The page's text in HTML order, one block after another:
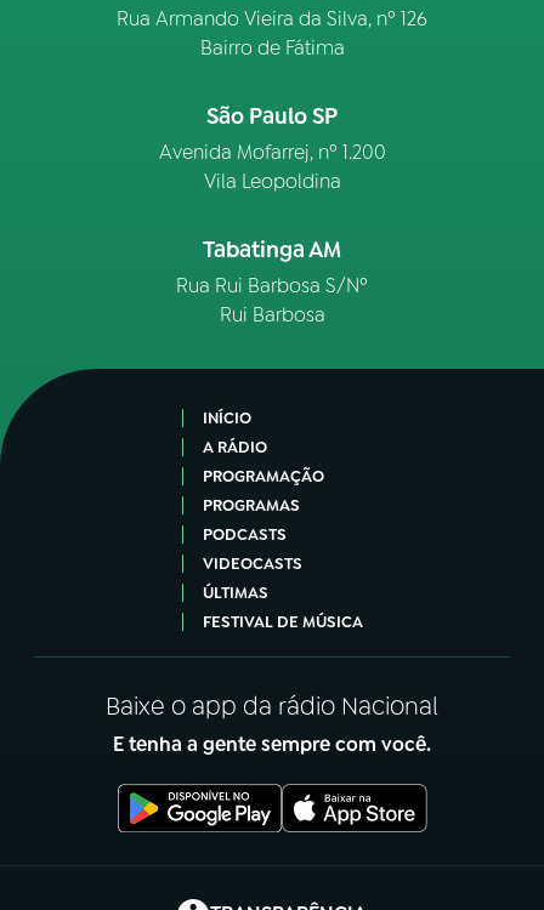
Rua Armando Vieira da Silva, nº 126
Bairro de Fátima
São Paulo SP
Avenida Mofarrej, nº 1.200
Vila Leopoldina
Tabatinga AM
Rua Rui Barbosa S/Nº
Rui Barbosa
INÍCIO
A RÁDIO
PROGRAMAÇÃO
PROGRAMAS
PODCASTS
VIDEOCASTS
ÚLTIMAS
FESTIVAL DE MÚSICA
Baixe o app da rádio Nacional
E tenha a gente sempre com você.